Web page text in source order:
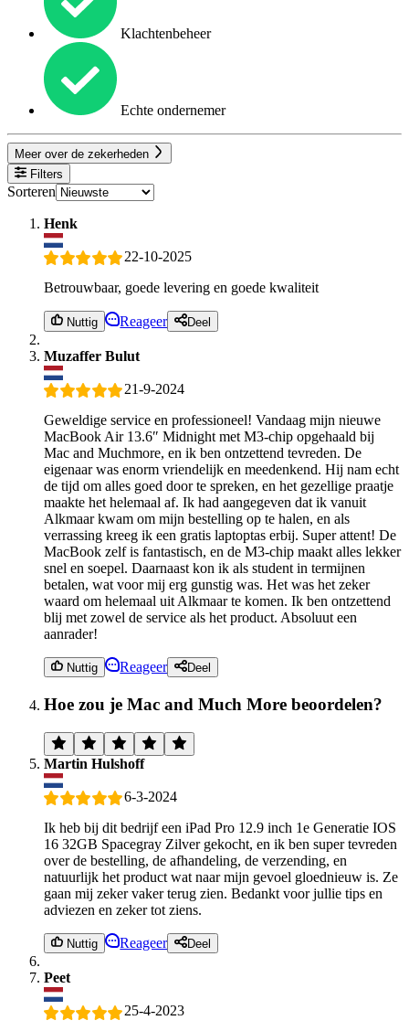
Klachtenbeheer
Echte ondernemer
Meer over de zekerheden
Filters
Sorteren
Henk
22-10-2025
Betrouwbaar, goede levering en goede kwaliteit
Nuttig Reageer Deel
Muzaffer Bulut
21-9-2024
Geweldige service en professioneel! Vandaag mijn nieuwe
MacBook Air 13.6″ Midnight met M3-chip opgehaald bij
Mac and Muchmore, en ik ben ontzettend tevreden. De
eigenaar was enorm vriendelijk en meedenkend. Hij nam echt
de tijd om alles goed door te spreken, en het gezellige praatje
maakte het helemaal af. Ik had aangegeven dat ik vanuit
Alkmaar kwam om mijn bestelling op te halen, en als
verrassing kreeg ik een gratis laptoptas erbij. Super attent! De
MacBook zelf is fantastisch, en de M3-chip maakt alles lekker
snel en soepel. Daarnaast kon ik als student in termijnen
betalen, wat voor mij erg gunstig was. Het was het zeker
waard om helemaal uit Alkmaar te komen. Ik ben ontzettend
blij met zowel de service als het product. Absoluut een
aanrader!
Nuttig Reageer Deel
Hoe zou je Mac and Much More beoordelen?
Martin Hulshoff
6-3-2024
Ik heb bij dit bedrijf een iPad Pro 12.9 inch 1e Generatie IOS
16 32GB Spacegray Zilver gekocht, en ik ben super tevreden
over de bestelling, de afhandeling, de verzending, en
natuurlijk het product wat naar mijn gevoel gloednieuw is. Ze
gaan mij zeker vaker terug zien. Bedankt voor jullie tips en
adviezen en zeker tot ziens.
Nuttig Reageer Deel
Peet
25-4-2023